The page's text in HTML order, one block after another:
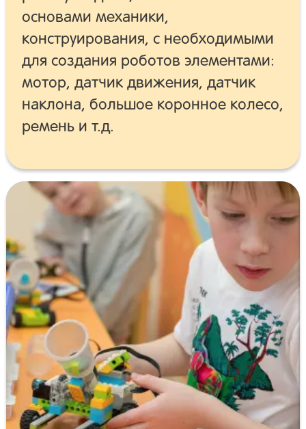
основами механики,
конструирования, с необходимыми
для создания роботов элементами:
мотор, датчик движения, датчик
наклона, большое коронное колесо,
ремень и т.д.